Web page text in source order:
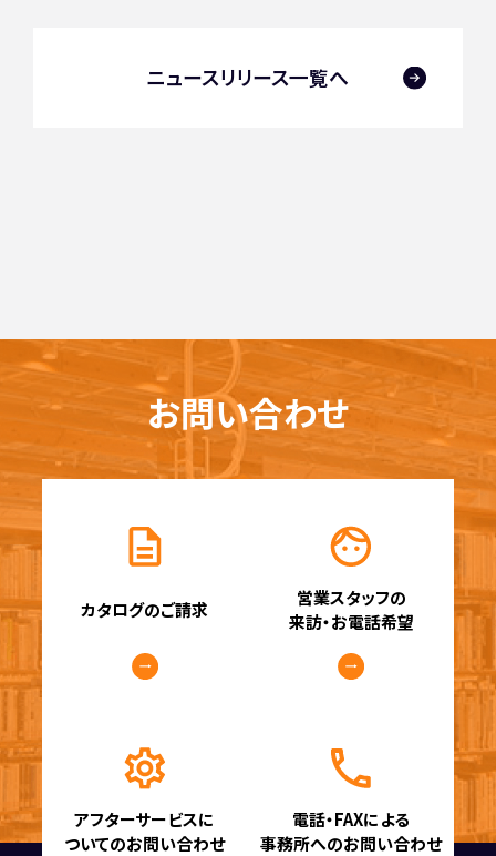
ニュースリリース一覧へ
お問い合わせ
カタログのご請求
営業スタッフの
来訪・お電話希望
アフターサービスに
ついてのお問い合わせ
電話・FAXによる
事務所へのお問い合わせ